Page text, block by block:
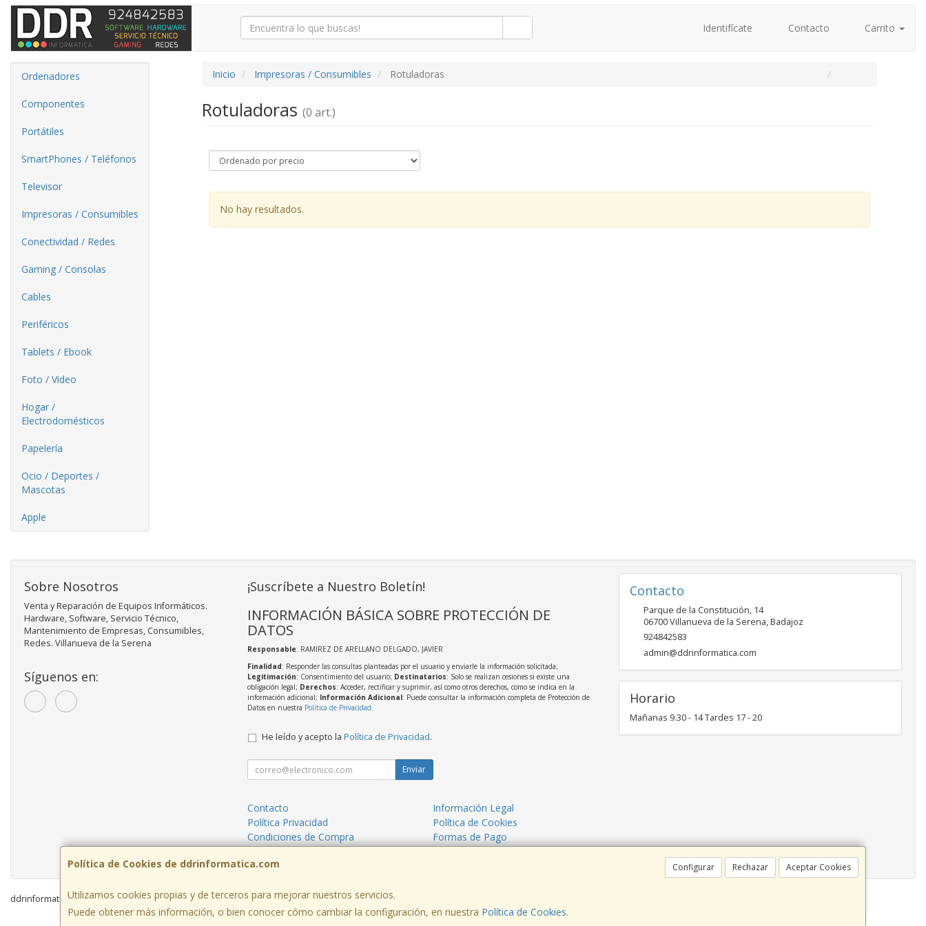
Identifícate Contacto Carrito
Ordenadores
Componentes
Portátiles
SmartPhones / Teléfonos
Televisor
Impresoras / Consumibles
Conectividad / Redes
Gaming / Consolas
Cables
Periféricos
Tablets / Ebook
Foto / Video
Hogar /
Electrodomésticos
Papelería
Ocio / Deportes /
Mascotas
Apple
Inicio Impresoras / Consumibles Rotuladoras
Rotuladoras (0 art.)
No hay resultados.
Política de Cookies de ddrinformatica.com Configurar Rechazar Aceptar Cookies
Utilizamos cookies propias y de terceros para mejorar nuestros servicios.
Puede obtener más información, o bien conocer cómo cambiar la configuración, en nuestra Política de Cookies.
Sobre Nosotros
Venta y Reparación de Equipos Informáticos.
Hardware, Software, Servicio Técnico,
Mantenimiento de Empresas, Consumibles,
Redes. Villanueva de la Serena
Síguenos en:
¡Suscríbete a Nuestro Boletín!
INFORMACIÓN BÁSICA SOBRE PROTECCIÓN DE
DATOS
Responsable: RAMIREZ DE ARELLANO DELGADO, JAVIER
Finalidad: Responder las consultas planteadas por el usuario y enviarle la información solicitada;
Legitimación: Consentimiento del usuario; Destinatarios: Solo se realizan cesiones si existe una
obligación legal; Derechos: Acceder, rectificar y suprimir, así como otros derechos, como se indica en la
información adicional; Información Adicional: Puede consultar la información completa de Protección de
Datos en nuestra Política de Privacidad.
He leído y acepto la Política de Privacidad.
Enviar
Contacto
Información Legal
Política Privacidad
Política de Cookies
Condiciones de Compra
Formas de Pago
¿Quienes Somos?
Contacto
Parque de la Constitución, 14
06700Villanueva de la Serena,Badajoz
924842583
admin@ddrinformatica.com
Horario
Mañanas 9.30 - 14 Tardes 17 - 20
ddrinformatica.com © 2026
, , , , España. - C.I.F.: 53260680V - Tfno: